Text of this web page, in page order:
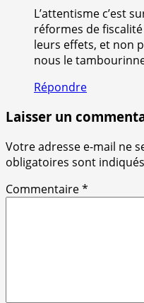
L’attentisme c’est
réformes de
leurs effets, et non
nous le
Répondre
Laisser un
Votre adresse e-mail ne
obligatoires sont
Commentaire*